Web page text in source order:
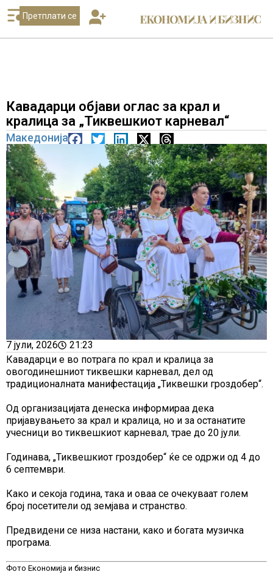
Претплати се
Кавадарци објави оглас за крал и
кралица за „Тиквешкиот карневал“
Македонија
7 јули, 2026
21:23
Кавадарци е во потрага по крал и кралица за
овогодинешниот тиквешки карневал, дел од
традиционалната манифестација „Тиквешки гроздобер“.
Од организацијата денеска информираа дека
пријавувањето за крал и кралица, но и за останатите
учесници во тиквешкиот карневал, трае до 20 јули.
Годинава, „Тиквешкиот гроздобер“ ќе се одржи од 4 до
6 септември.
Како и секоја година, така и оваа се очекуваат голем
број посетители од земјава и странство.
Предвидени се низа настани, како и богата музичка
програма.
Фото Економија и бизнис